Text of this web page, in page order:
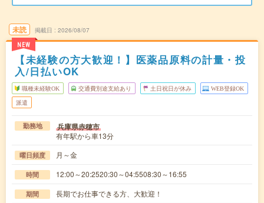
未読
NEW
掲載日 2026/08/07
【未経験の方大歓迎！】医薬品原料の計量・投
入/日払いOK
職種未経験OK 交通費別途支給あり 土日祝日が休み WEB登録OK
派遣
勤務地 兵庫県赤穂市
有年駅から車13分
曜日頻度 月～金
時間 12:00～20:2520:30～04:5508:30～16:55
期間 長期でお仕事できる方、大歓迎！